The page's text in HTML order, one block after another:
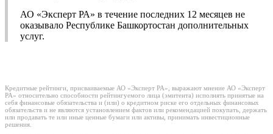
АО «Эксперт РА» в течение последних 12 месяцев не
оказывало Республике Башкортостан дополнительных
услуг.
Кредитные рейтинги, присваиваемые АО «Эксперт РА», выражают мнение АО «Эксперт
РА» относительно способности рейтингуемого лица (эмитента) исполнять принятые на
себя финансовые обязательства и (или) о кредитном риске его отдельных финансовых
обязательств и не являются установлением фактов или рекомендацией покупать, держать
или продавать те или иные ценные бумаги или активы, принимать инвестиционные
решения.